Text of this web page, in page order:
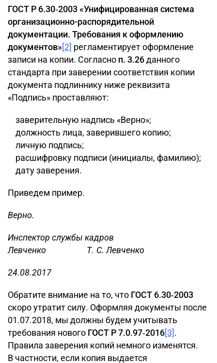
ГОСТ Р 6.30‑2003 «Унифицированная система
организационно-распорядительной
документации. Требования к оформлению
документов»[2] регламентирует оформление
записи на копии. Согласно п. 3.26данного
стандарта при заверении соответствия копии
документа подлиннику ниже реквизита
«Подпись» проставляют:
заверительную надпись «Верно»;
должность лица, заверившего копию;
личную подпись;
расшифровку подписи (инициалы, фамилию);
дату заверения.
Приведем пример.
Верно.
Инспектор службы кадров
Левченко Т. С. Левченко
24.08.2017
Обратите внимание на то, что ГОСТ 6.30‑2003
скоро утратит силу. Оформляя документы после
01.07.2018, мы должны будем учитывать
требования нового ГОСТ Р 7.0.97‑2016[3].
Правила заверения копий немного изменятся.
В частности, если копия выдается